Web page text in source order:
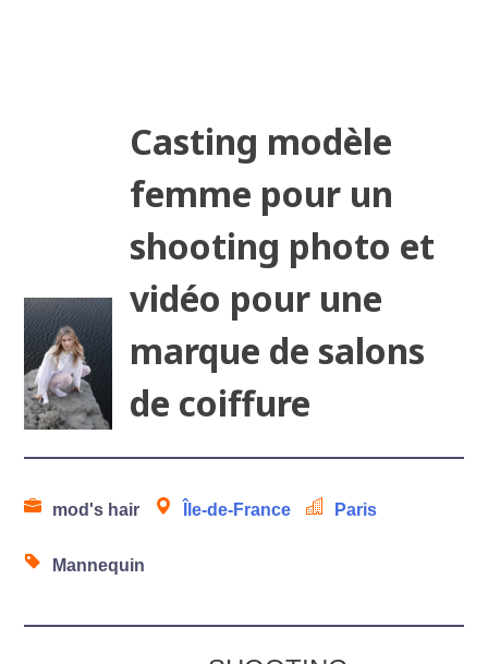
Casting modèle
femme pour un
shooting photo et
vidéo pour une
marque de salons
de coiffure
mod's hair Île-de-France Paris
Mannequin